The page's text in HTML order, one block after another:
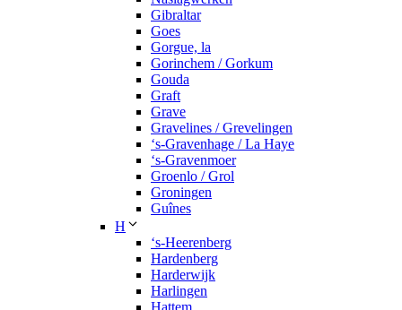
Gibraltar
Goes
Gorgue, la
Gorinchem / Gorkum
Gouda
Graft
Grave
Gravelines / Grevelingen
‘s-Gravenhage / La Haye
‘s-Gravenmoer
Groenlo / Grol
Groningen
Guînes
H
‘s-Heerenberg
Hardenberg
Harderwijk
Harlingen